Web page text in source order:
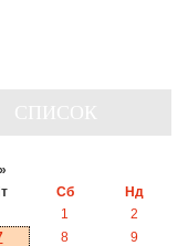
Сб
Нд
1
2
8
9